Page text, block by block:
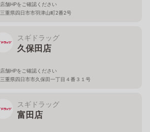
店舗HPをご確認ください
三重県四日市市羽津山町2番2号
スギドラッグ
久保田店
店舗HPをご確認ください
三重県四日市市久保田一丁目４番３１号
スギドラッグ
富田店